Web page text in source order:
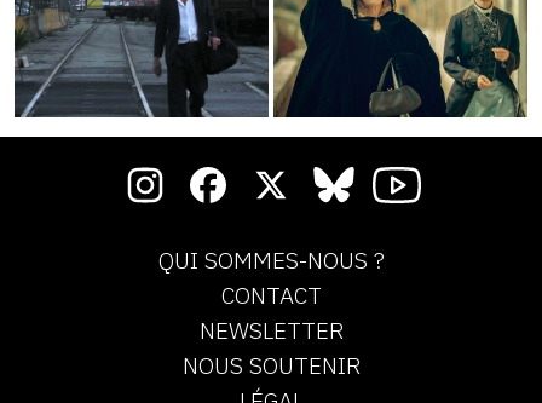
QUI SOMMES-NOUS ?
CONTACT
NEWSLETTER
NOUS SOUTENIR